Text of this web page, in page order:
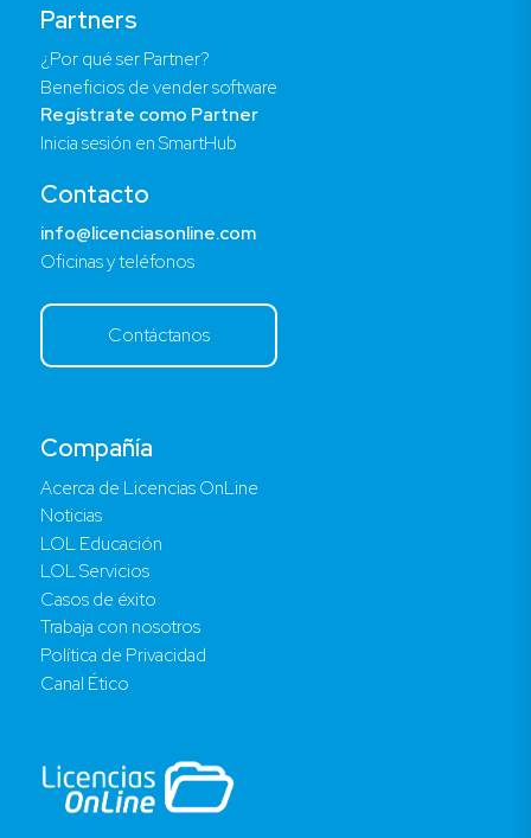
Compañía
Acerca de Licencias OnLine
Noticias
LOL Educación
LOL Servicios
Casos de éxito
Trabaja con nosotros
Política de Privacidad
Canal Ético
Partners
¿Por qué ser Partner?
Beneficios de vender software
Regístrate como Partner
Inicia sesión en SmartHub
Contacto
info@licenciasonline.com
Oficinas y teléfonos
Contáctanos